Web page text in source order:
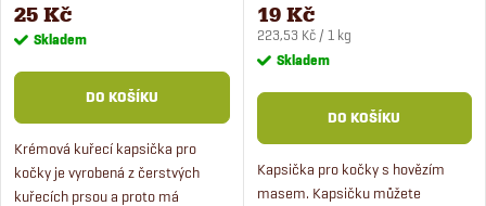
25 Kč
Skladem
DO KOŠÍKU
Krémová kuřecí kapsička pro
kočky je vyrobená z čerstvých
kuřecích prsou a proto má
19 Kč
Měrná
cena:
223,53 Kč / 1 kg
Skladem
DO KOŠÍKU
Kapsička pro kočky s hovězím
masem. Kapsičku můžete